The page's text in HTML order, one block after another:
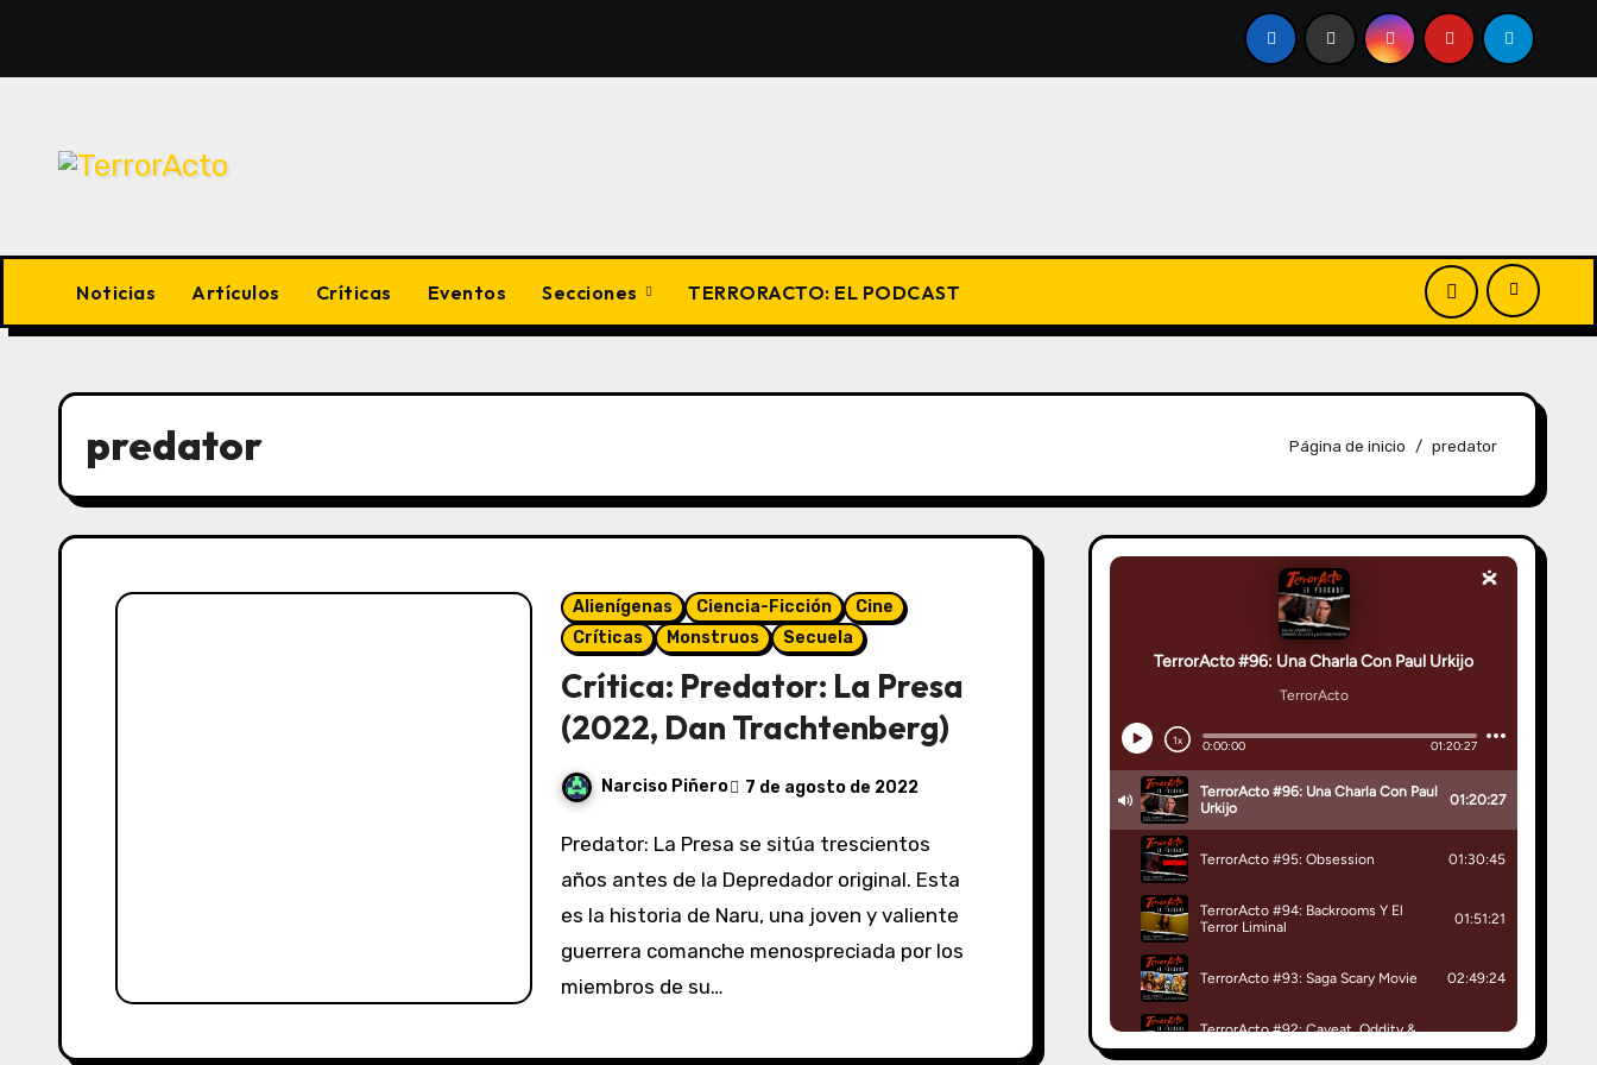
contenido
Noticias Artículos Críticas Eventos Secciones TERRORACTO: EL PODCAST
predator Página de inicio predator
Alienígenas Ciencia-Ficción
Cine
Críticas
Monstruos Secuela
Crítica: Predator: La Presa
(2022, Dan Trachtenberg)
Narciso Piñero 7 de agosto de 2022
Predator: La Presa se sitúa trescientos
años antes de la Depredador original. Esta
es la historia de Naru, una joven y valiente
guerrera comanche menospreciada por los
miembros de su…